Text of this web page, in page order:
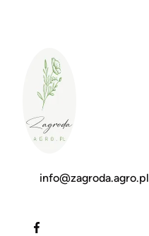
info@zagroda.agro.pl